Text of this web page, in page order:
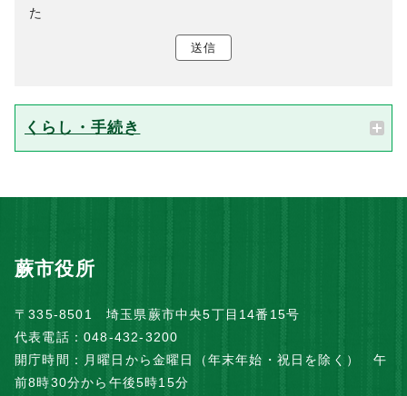
た
送信
くらし・手続き
蕨市役所
〒335-8501 埼玉県蕨市中央5丁目14番15号
代表電話：048-432-3200
開庁時間：月曜日から金曜日（年末年始・祝日を除く） 午
前8時30分から午後5時15分